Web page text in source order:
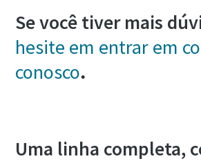
Se você tiver mais
hesite em entrar em
conosco.
Uma linha completa,